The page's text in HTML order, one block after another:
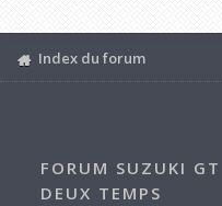
Index du forum
FORUM SUZUKI
DEUX TEMPS